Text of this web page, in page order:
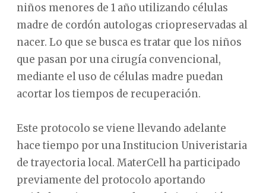
niños menores de 1 año utilizando células
madre de cordón autologas criopreservadas al
nacer. Lo que se busca es tratar que los niños
que pasan por una cirugía convencional,
mediante el uso de células madre puedan
acortar los tiempos de recuperación.
Este protocolo se viene llevando adelante
hace tiempo por una Institucion Univeristaria
de trayectoria local. MaterCell ha participado
previamente del protocolo aportando